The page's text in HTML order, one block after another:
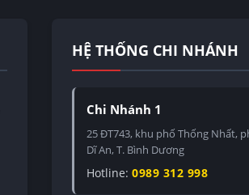
HỆ THỐNG CHI NHÁNH
Chi Nhánh 1
25 ĐT743, khu phố Thống Nhất,
Dĩ An, T. Bình Dương
Hotline: 0989 312 998